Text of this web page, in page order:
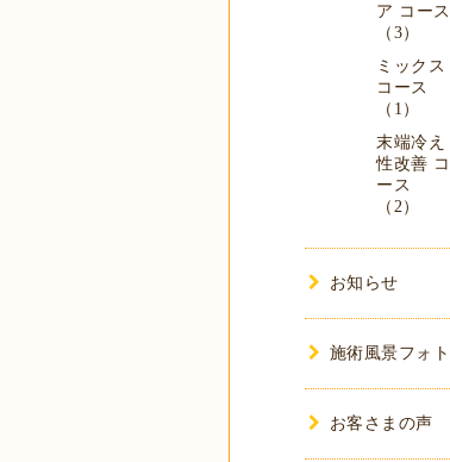
ア コース
（3）
ミックス
コース
（1）
末端冷え
性改善 コ
ース
（2）
お知らせ
施術風景フォト
お客さまの声